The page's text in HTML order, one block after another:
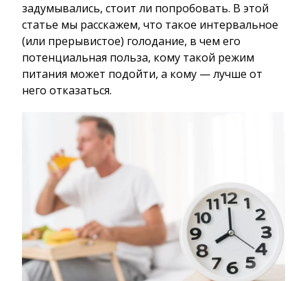
задумывались, стоит ли попробовать. В этой
статье мы расскажем, что такое интервальное
(или прерывистое) голодание, в чем его
потенциальная польза, кому такой режим
питания может подойти, а кому — лучше от
него отказаться.